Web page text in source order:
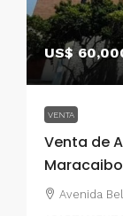
US$
VENTA
Venta de
Avenida